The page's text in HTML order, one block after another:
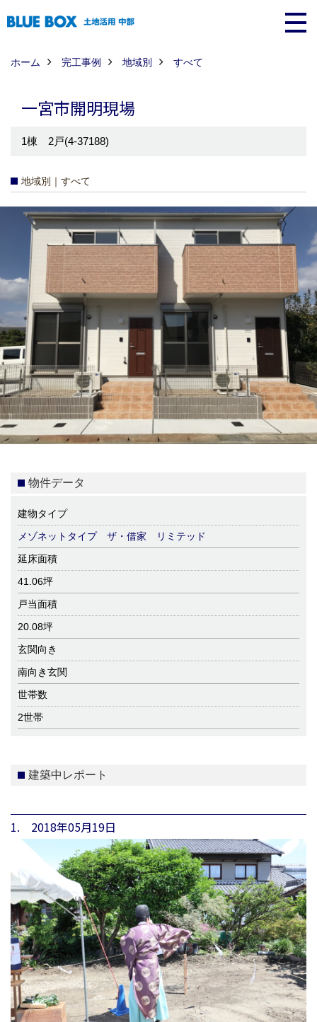
ホーム 完工事例 地域別 すべて
一宮市開明現場
1棟 2戸(4-37188)
地域別｜すべて
物件データ
建物タイプ
メゾネットタイプ ザ・借家 リミテッド
延床面積
41.06坪
戸当面積
20.08坪
玄関向き
南向き玄関
世帯数
2世帯
建築中レポート
1. 2018年05月19日